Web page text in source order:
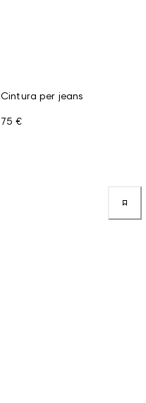
Cintura per jeans
75 €